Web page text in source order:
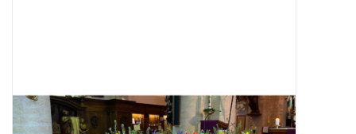
Kleine asdragers